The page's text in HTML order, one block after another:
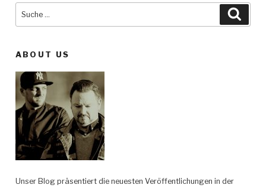
ABOUT US
Unser Blog präsentiert die neuesten Veröffentlichungen in der